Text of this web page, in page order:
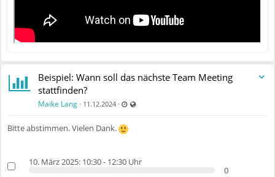
Beispiel: Wann soll das nächste Team Meeting
stattfinden?
Maike Lang · 11.12.2024 · Zuletzt aktualisiert 11.12.2024 - 09:13
Bitte abstimmen. Vielen Dank.
10. März 2025: 10:30 - 12:30 Uhr
0